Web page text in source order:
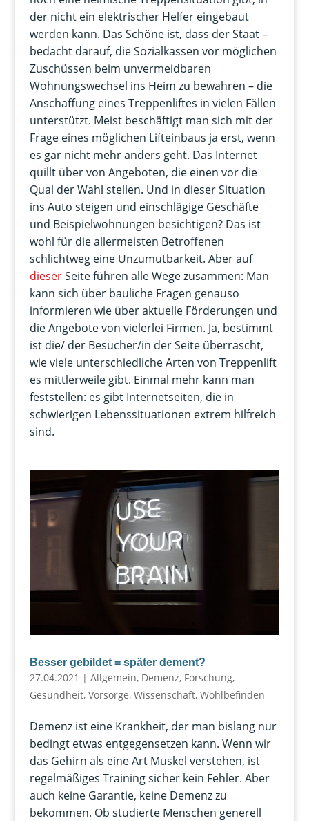
der nicht ein elektrischer Helfer eingebaut
werden kann. Das Schöne ist, dass der Staat –
bedacht darauf, die Sozialkassen vor möglichen
Zuschüssen beim unvermeidbaren
Wohnungswechsel ins Heim zu bewahren – die
Anschaffung eines Treppenliftes in vielen Fällen
unterstützt. Meist beschäftigt man sich mit der
Frage eines möglichen Lifteinbaus ja erst, wenn
es gar nicht mehr anders geht. Das Internet
quillt über von Angeboten, die einen vor die
Qual der Wahl stellen. Und in dieser Situation
ins Auto steigen und einschlägige Geschäfte
und Beispielwohnungen besichtigen? Das ist
wohl für die allermeisten Betroffenen
schlichtweg eine Unzumutbarkeit. Aber auf
dieserSeite führen alle Wege zusammen: Man
kann sich über bauliche Fragen genauso
informieren wie über aktuelle Förderungen und
die Angebote von vielerlei Firmen. Ja, bestimmt
ist die/ der Besucher/in der Seite überrascht,
wie viele unterschiedliche Arten von Treppenlift
es mittlerweile gibt. Einmal mehr kann man
feststellen: es gibt Internetseiten, die in
schwierigen Lebenssituationen extrem hilfreich
sind.
Besser gebildet = später dement?
27.04.2021 | Allgemein, Demenz, Forschung,
Gesundheit, Vorsorge, Wissenschaft, Wohlbefinden
Demenz ist eine Krankheit, der man bislang nur
bedingt etwas entgegensetzen kann. Wenn wir
das Gehirn als eine Art Muskel verstehen, ist
regelmäßiges Training sicher kein Fehler. Aber
auch keine Garantie, keine Demenz zu
bekommen. Ob studierte Menschen generell